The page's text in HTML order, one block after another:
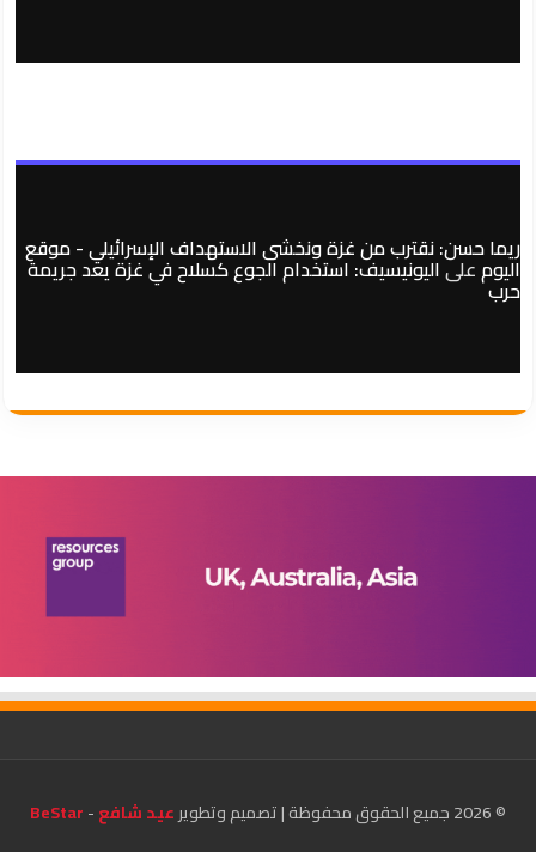
ريما حسن: نقترب من غزة ونخشى الاستهداف الإسرائيلي - موقع
اليومعلىاليونيسيف: استخدام الجوع كسلاح في غزة يعد جريمة
حرب
© 2026 جميع الحقوق محفوظة | تصميم وتطوير عيد شافع-
BeStar